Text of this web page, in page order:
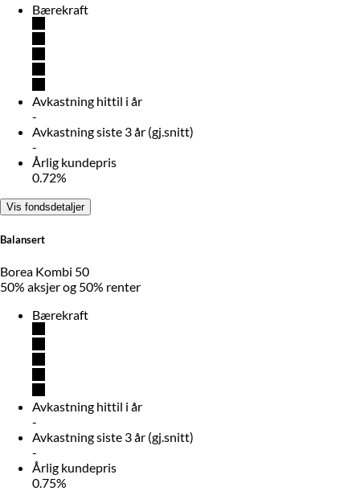
Bærekraft
Avkastning hittil i år
-
Avkastning siste 3 år (gj.snitt)
-
Årlig kundepris
0.72%
Vis fondsdetaljer
Balansert
Borea Kombi 50
50% aksjer og 50% renter
Bærekraft
Avkastning hittil i år
-
Avkastning siste 3 år (gj.snitt)
-
Årlig kundepris
0.75%